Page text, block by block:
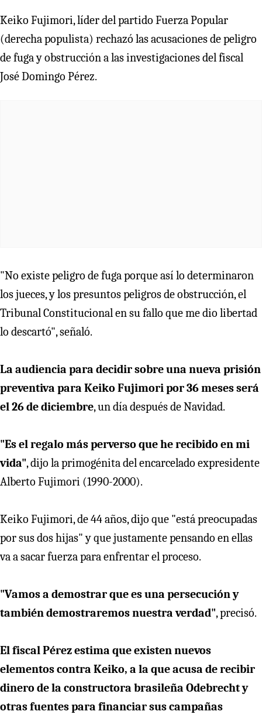
Keiko Fujimori, líder del partido Fuerza Popular
(derecha populista) rechazó las acusaciones de peligro
de fuga y obstrucción a las investigaciones del fiscal
José Domingo Pérez.
"No existe peligro de fuga porque así lo determinaron
los jueces, y los presuntos peligros de obstrucción, el
Tribunal Constitucional en su fallo que me dio libertad
lo descartó", señaló.
La audiencia para decidir sobre una nueva prisión
preventiva para Keiko Fujimori por 36 meses será
el 26 de diciembre, un día después de Navidad.
"Es el regalo más perverso que he recibido en mi
vida", dijo la primogénita del encarcelado expresidente
Alberto Fujimori (1990-2000).
Keiko Fujimori, de 44 años, dijo que "está preocupadas
por sus dos hijas" y que justamente pensando en ellas
va a sacar fuerza para enfrentar el proceso.
"Vamos a demostrar que es una persecución y
también demostraremos nuestra verdad", precisó.
El fiscal Pérez estima que existen nuevos
elementos contra Keiko, a la que acusa de recibir
dinero de la constructora brasileña Odebrecht y
otras fuentes para financiar sus campañas